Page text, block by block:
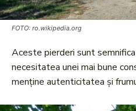
FOTO: ro.wikipedia.org
Aceste pierderi sunt
necesitatea unei mai bune
menține autenticitatea și